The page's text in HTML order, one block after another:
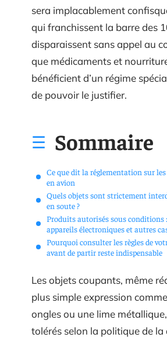
sera implacablement
qui franchissent la barre des
disparaissent sans appel au
que médicaments et
bénéficient d’un régime
de pouvoir le justifier.
Sommaire
Ce que dit la réglementation sur les
en avion
Quels objets sont strictement
en soute ?
Produits autorisés sous conditions
appareils électroniques et autres
Pourquoi consulter les règles de
avant de partir reste indispensable
Les objets coupants, même
plus simple expression
ongles ou une lime
tolérés selon la politique de